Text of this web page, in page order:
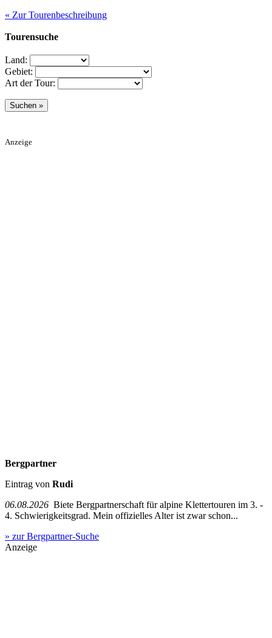
« Zur Tourenbeschreibung
Tourensuche
Land:
Gebiet:
Art der Tour:
Anzeige
Bergpartner
Eintrag von Rudi
06.08.2026 Biete Bergpartnerschaft für alpine Klettertouren im 3. -
4. Schwierigkeitsgrad. Mein offizielles Alter ist zwar schon...
» zur Bergpartner-Suche
Anzeige